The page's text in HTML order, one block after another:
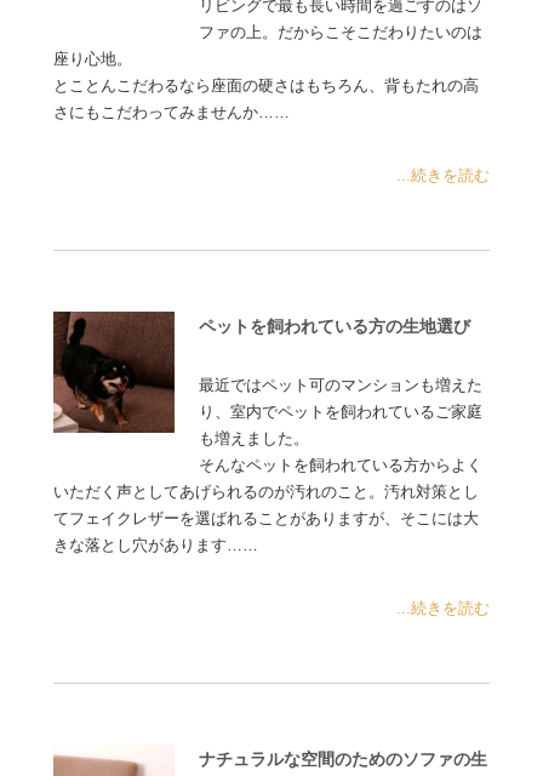
リビングで最も長い時間を過ごすのはソ
ファの上。だからこそこだわりたいのは
座り心地。
とことんこだわるなら座面の硬さはもちろん、背もたれの高
さにもこだわってみませんか……
...続きを読む
ペットを飼われている方の生地選び
最近ではペット可のマンションも増えた
り、室内でペットを飼われているご家庭
も増えました。
そんなペットを飼われている方からよく
いただく声としてあげられるのが汚れのこと。汚れ対策とし
てフェイクレザーを選ばれることがありますが、そこには大
きな落とし穴があります……
...続きを読む
ナチュラルな空間のためのソファの生